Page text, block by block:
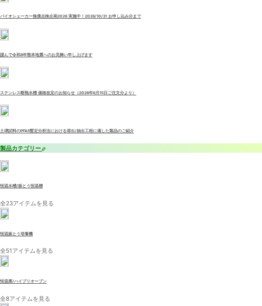
バイオシェーカー無償点検企画2026 実施中！2026/10/31 お申し込み分まで
謹んで令和8年熊本地震へのお見舞い申し上げます
ステンレス断熱水槽 価格改定のお知らせ（2026年6月15日ご注文分より）
土壌試料のPFAS暫定分析法における溶出/抽出工程に適した製品のご紹介
製品カテゴリー
恒温水槽/振とう恒温槽
全23アイテムを見る
恒温振とう培養機
全51アイテムを見る
恒温庫/ハイブリオーブン
全8アイテムを見る